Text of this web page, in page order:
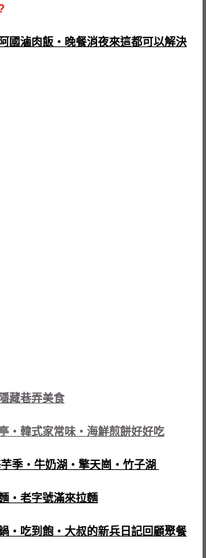
國滷肉飯‧晚餐消夜來這都可以解決
藏巷弄美食
‧韓式家常味‧海鮮煎餅好好吃
芋季‧牛奶湖‧擎天崗‧竹子湖
‧老字號滿來拉麵
‧吃到飽‧大叔的新兵日記回顧聚餐